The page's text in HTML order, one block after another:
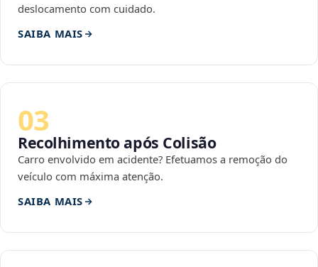
deslocamento com cuidado.
SAIBA MAIS
03
Recolhimento após Colisão
Carro envolvido em acidente? Efetuamos a remoção do
veículo com máxima atenção.
SAIBA MAIS